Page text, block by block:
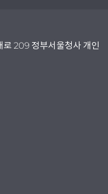
로 209 정부서울청사 개인